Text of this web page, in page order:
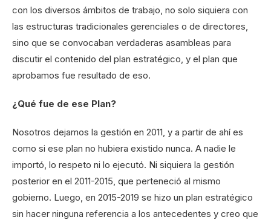
con los diversos ámbitos de trabajo, no solo siquiera con
las estructuras tradicionales gerenciales o de directores,
sino que se convocaban verdaderas asambleas para
discutir el contenido del plan estratégico, y el plan que
aprobamos fue resultado de eso.
¿Qué fue de ese Plan?
Nosotros dejamos la gestión en 2011, y a partir de ahí es
como si ese plan no hubiera existido nunca. A nadie le
importó, lo respeto ni lo ejecutó. Ni siquiera la gestión
posterior en el 2011-2015, que perteneció al mismo
gobierno. Luego, en 2015-2019 se hizo un plan estratégico
sin hacer ninguna referencia a los antecedentes y creo que